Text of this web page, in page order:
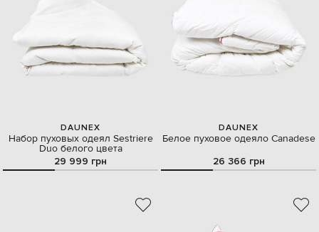
DAUNEX
Набор пуховых одеял Sestriere
Duo белого цвета
29 999 грн
DAUNEX
Белое пуховое одеяло Canadese
26 366 грн